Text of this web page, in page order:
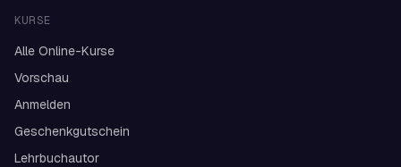
KURSE
Alle Online-Kurse
Vorschau
Anmelden
Geschenkgutschein
Lehrbuchautor